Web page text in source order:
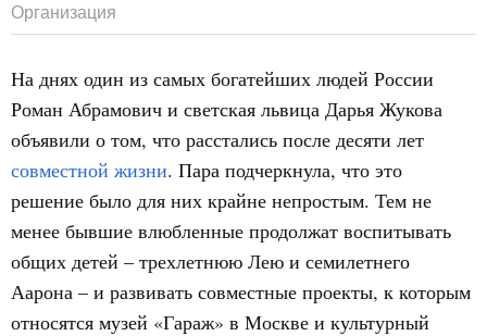
Организация
На днях один из самых богатейших людей России
Роман Абрамович и светская львица Дарья Жукова
объявили о том, что расстались после десяти лет
совместной жизни. Пара подчеркнула, что это
решение было для них крайне непростым. Тем не
менее бывшие влюбленные продолжат воспитывать
общих детей – трехлетнюю Лею и семилетнего
Аарона – и развивать совместные проекты, к которым
относятся музей «Гараж» в Москве и культурный